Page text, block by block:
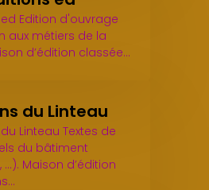
Edition d'ouvrage
aux métiers de la
d’édition classée…
du Linteau
Linteau Textes de
du bâtiment
Maison d’édition